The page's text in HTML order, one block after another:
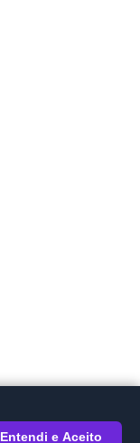
Entendi e Aceito